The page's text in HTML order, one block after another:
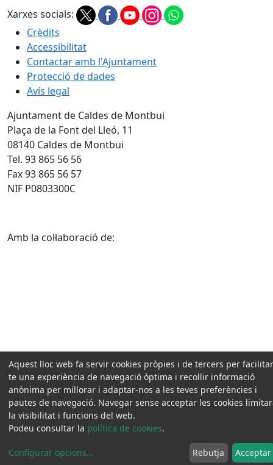
Xarxes socials:
Crèdits
Accessibilitat
Contactar amb l'Ajuntament
Protecció de dades
Avís legal
Ajuntament de Caldes de Montbui
Plaça de la Font del Lleó, 11
08140 Caldes de Montbui
Tel. 93 865 56 56
Fax 93 865 56 57
NIF P0803300C
Amb la col·laboració de:
Aquest lloc web fa servir cookies pròpies i de tercers per
te una experiència de navegació òptima i recollir informació
anònima per millorar i adaptar-nos a les teves preferències i
pautes de navegació. Navegar sense acceptar les cookies
la visibilitat i funcions del web.
Podeu consultar la política de cookies.
Configurar opcions... Rebutja Acceptar